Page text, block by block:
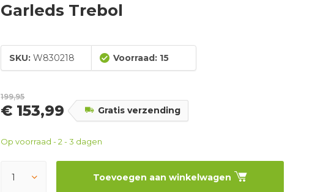
Garleds Trebol
SKU: W830218 Voorraad: 15
199,95
€ 153,99 Gratis verzending
Op voorraad - 2 - 3 dagen
Toevoegen aan winkelwagen